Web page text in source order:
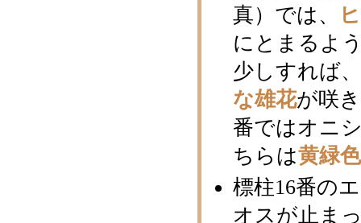
真）では、
にとまるよ
少しすれば
な雄花が咲
番ではオニ
ちらは黄緑
標柱16番の
オスが止ま